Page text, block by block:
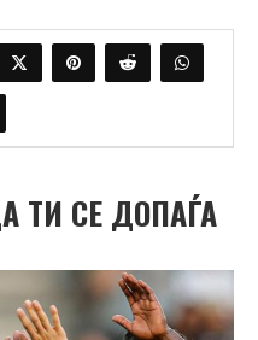
ТИ СЕ ДОПАЃА